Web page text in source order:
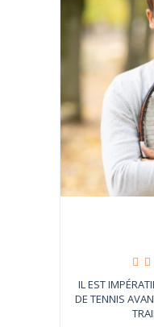
IL EST
DE TENNIS